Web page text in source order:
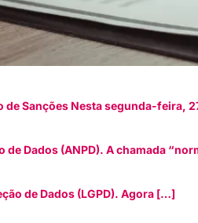
Sanções Nesta segunda-
Dados (ANPD). A chamada
de Dados (LGPD). Agora […]